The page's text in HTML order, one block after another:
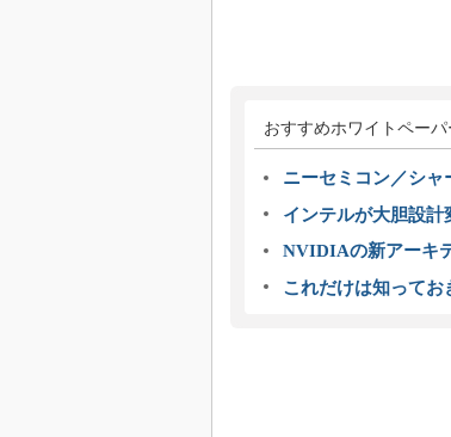
おすすめホワイトペーパ
ニーセミコン／シ
インテルが大胆設
NVIDIAの新アーキ
これだけは知ってお